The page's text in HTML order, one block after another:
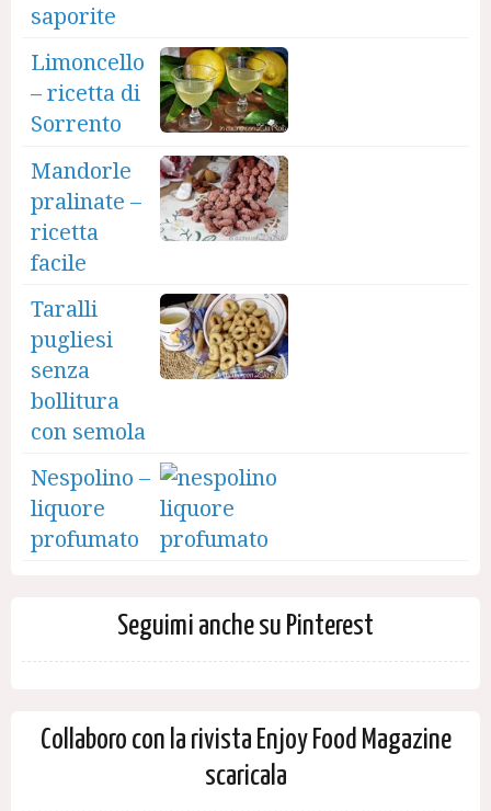
saporite
Limoncello
– ricetta di
Sorrento
Mandorle
pralinate –
ricetta
facile
Taralli
pugliesi
senza
bollitura
con semola
Nespolino –
liquore
profumato
Seguimi anche su Pinterest
Collaboro con la rivista Enjoy Food Magazine
scaricala